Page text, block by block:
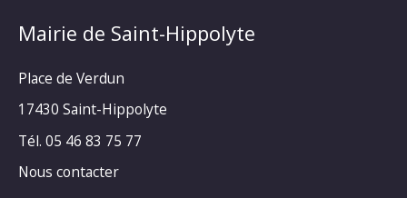
Mairie de Saint-Hippolyte
Place de Verdun
17430 Saint-Hippolyte
Tél. 05 46 83 75 77
Nous contacter